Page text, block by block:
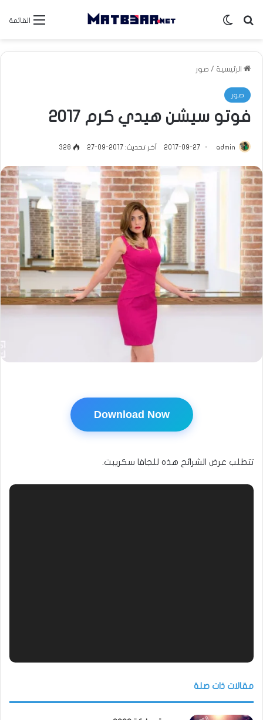
القائمة بحث عنالوضع المظلم
الرئيسية / صور
صور
فوتو سيشن هيدي كرم 2017
admin
2017-09-27 آخر تحديث: 2017-09-27 328
Download Now
تتطلب عرض الشرائح هذه للجافا سكريبت.
مقالات ذات صلة